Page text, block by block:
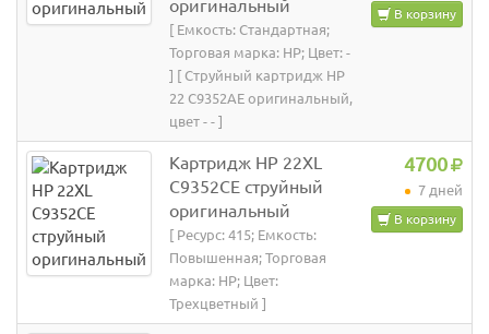
оригинальный
[ Емкость: Стандартная;
Торговая марка: HP; Цвет: -
] [ Струйный картридж HP
22 C9352AE оригинальный,
цвет - - ]
В корзину
Картридж HP 22XL
C9352CE струйный
оригинальный
[ Ресурс: 415; Емкость:
Повышенная; Торговая
марка: HP; Цвет:
Трехцветный ]
4700
7 дней
В корзину